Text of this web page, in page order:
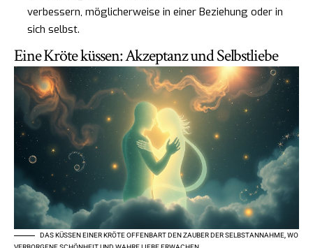
verbessern, möglicherweise in einer Beziehung oder in
sich selbst.
Eine Kröte küssen: Akzeptanz und Selbstliebe
DAS KÜSSEN EINER KRÖTE OFFENBART DEN ZAUBER DER SELBSTANNAHME, WO